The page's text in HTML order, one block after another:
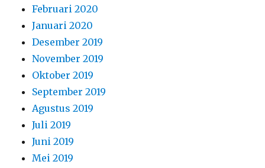
Februari 2020
Januari 2020
Desember 2019
November 2019
Oktober 2019
September 2019
Agustus 2019
Juli 2019
Juni 2019
Mei 2019